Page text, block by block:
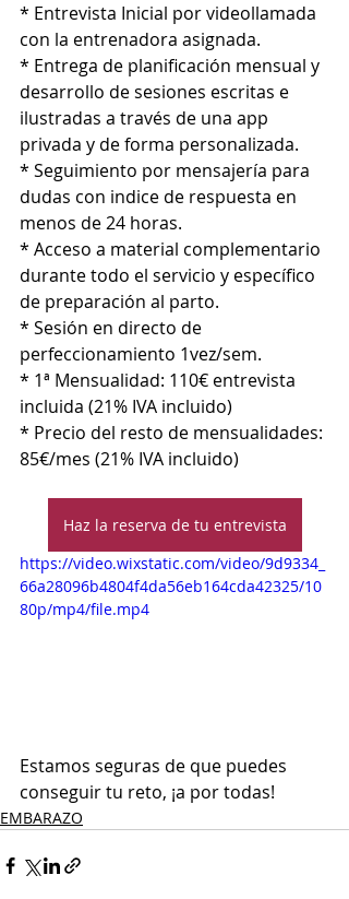
* Entrevista Inicial por videollamada
con la entrenadora asignada.
* Entrega de planificación mensual y
desarrollo de sesiones escritas e
ilustradas a través de una app
privada y de forma personalizada.
* Seguimiento por mensajería para
dudas con indice de respuesta en
menos de 24 horas.
* Acceso a material complementario
durante todo el servicio y específico
de preparación al parto.
* Sesión en directo de
perfeccionamiento 1vez/sem.
* 1ª Mensualidad: 110€ entrevista
incluida (21% IVA incluido)
* Precio del resto de mensualidades:
85€/mes (21% IVA incluido)
Haz la reserva de tu entrevista
https://video.wixstatic.com/video/9d9334_
66a28096b4804f4da56eb164cda42325/10
80p/mp4/file.mp4
Estamos seguras de que puedes
conseguir tu reto, ¡a por todas!
EMBARAZO